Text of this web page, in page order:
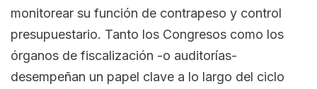
monitorear su función de contrapeso y control
presupuestario. Tanto los Congresos como los
órganos de fiscalización -o auditorías-
desempeñan un papel clave a lo largo del ciclo